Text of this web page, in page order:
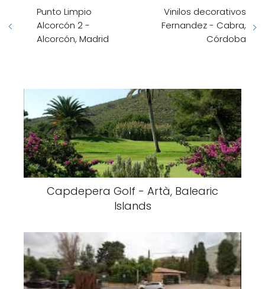
Punto Limpio
Alcorcón 2 -
Alcorcón, Madrid
Vinilos decorativos
Fernandez - Cabra,
Córdoba
Capdepera Golf - Artà, Balearic
Islands